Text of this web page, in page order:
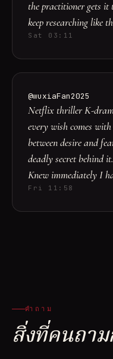
the practitioner gets it
keep researching like
Sat 03:11
@wuxiaFan2025
Netflix thriller K-
every wish comes
between desire and
deadly secret behind
Knew immediately I
Fri 11:58
คำถาม
สิ่งที่คนถา